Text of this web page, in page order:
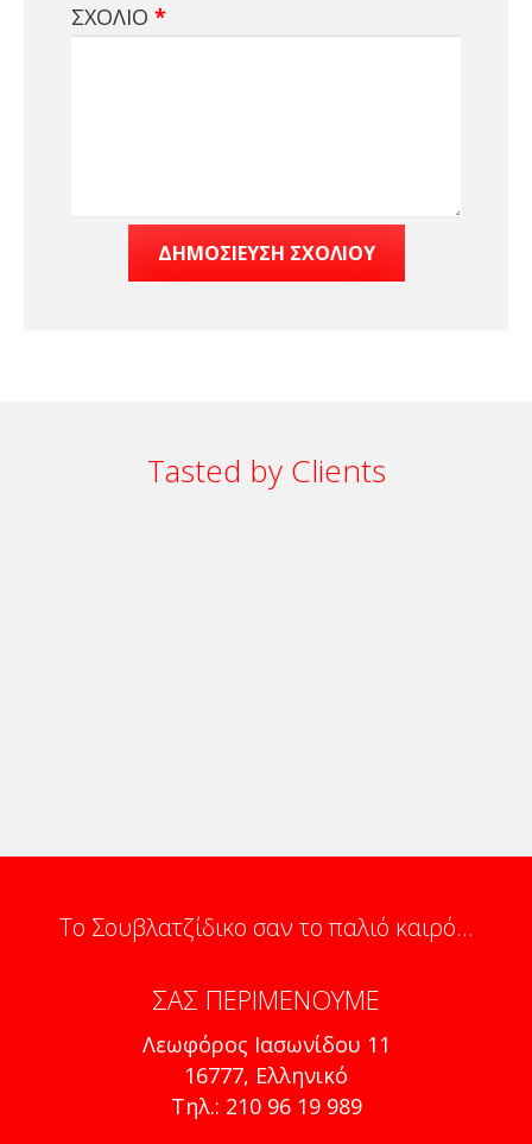
ΣΧΌΛΙΟ *
Tasted by Clients
Το Σουβλατζίδικο σαν το παλιό καιρό...
ΣΑΣ ΠΕΡΙΜΈΝΟΥΜΕ
Λεωφόρος Ιασωνίδου 11
16777, Ελληνικό
Τηλ.: 210 96 19 989